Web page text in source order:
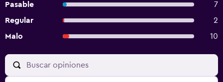
Pasable
7
Regular
2
Malo
10